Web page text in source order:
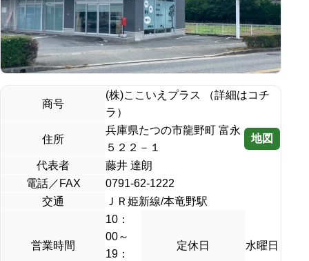
商号
(株)ここいえプラス （詳細はコチ
ラ）
住所
兵庫県たつの市龍野町 富永
５２２－１
地図
代表者
藤井 達朗
電話／FAX
0791-62-1222
交通
ＪＲ姫新線/本竜野駅
営業時間
10：
00～
19：
定休日 水曜日